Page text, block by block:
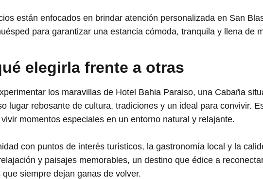
están enfocados en brindar atención personalizada en San
para garantizar una estancia cómoda, tranquila y llena de
elegirla frente a otras
los maravillas de Hotel Bahia Paraiso, una Cabaña
lugar rebosante de cultura, tradiciones y un ideal para convivir.
momentos especiales en un entorno natural y relajante.
con puntos de interés turísticos, la gastronomía local y la
y paisajes memorables, un destino que édice a
que siempre dejan ganas de volver.